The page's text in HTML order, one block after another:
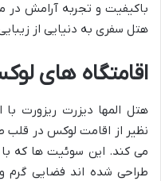
باکیفیت و تجربه آرامش در
هتل سفری به دنیایی از
اقامتگاه های
نظیر از اقامت لوکس در قلب
می کند. این سوئیت ها که با
طراحی شده اند فضایی گرم